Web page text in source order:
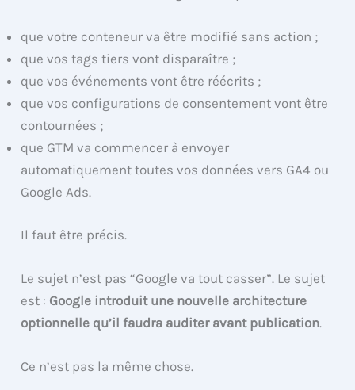
que votre conteneur va être modifié sans action ;
que vos tags tiers vont disparaître ;
que vos événements vont être réécrits ;
que vos configurations de consentement vont être
contournées ;
que GTM va commencer à envoyer
automatiquement toutes vos données vers GA4 ou
Google Ads.
Il faut être précis.
Le sujet n’est pas “Google va tout casser”. Le sujet
est : Google introduit une nouvelle architecture
optionnelle qu’il faudra auditer avant publication.
Ce n’est pas la même chose.